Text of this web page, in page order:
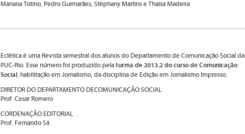
Mariana Totino, Pedro Guimarães, Stéphany Martins e Thaísa Madeira
Eclética é uma Revista semestral dos alunos do Departamento de Comunicação Social da
PUC-Rio. Esse número foi produzido pela turma de 2013.2 do curso de Comunicação
Social, habilitação em Jornalismo, da disciplina de Edição em Jornalismo Impresso.
DIRETOR DO DEPARTAMENTO DECOMUNICAÇÃO SOCIAL
Prof. Cesar Romero
CORDENAÇÃO EDITORIAL
Prof. Fernando Sá